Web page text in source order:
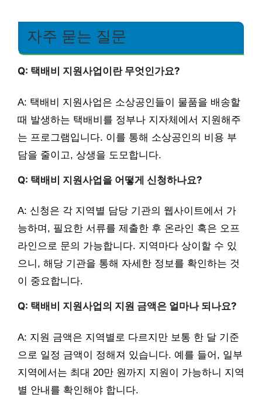
자주 묻는 질문
Q: 택배비 지원사업이란 무엇인가요?
A: 택배비 지원사업은 소상공인들이 물품을 배송할
때 발생하는 택배비를 정부나 지자체에서 지원해주
는 프로그램입니다. 이를 통해 소상공인의 비용 부
담을 줄이고, 상생을 도모합니다.
Q: 택배비 지원사업을 어떻게 신청하나요?
A: 신청은 각 지역별 담당 기관의 웹사이트에서 가
능하며, 필요한 서류를 제출한 후 온라인 혹은 오프
라인으로 문의 가능합니다. 지역마다 상이할 수 있
으니, 해당 기관을 통해 자세한 정보를 확인하는 것
이 중요합니다.
Q: 택배비 지원사업의 지원 금액은 얼마나 되나요?
A: 지원 금액은 지역별로 다르지만 보통 한 달 기준
으로 일정 금액이 정해져 있습니다. 예를 들어, 일부
지역에서는 최대 20만 원까지 지원이 가능하니 지역
별 안내를 확인해야 합니다.